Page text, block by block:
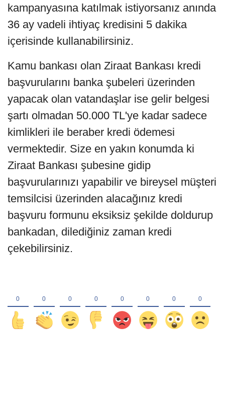
kampanyasına katılmak istiyorsanız anında
36 ay vadeli ihtiyaç kredisini 5 dakika
içerisinde kullanabilirsiniz.
Kamu bankası olan Ziraat Bankası kredi
başvurularını banka şubeleri üzerinden
yapacak olan vatandaşlar ise gelir belgesi
şartı olmadan 50.000 TL'ye kadar sadece
kimlikleri ile beraber kredi ödemesi
vermektedir. Size en yakın konumda ki
Ziraat Bankası şubesine gidip
başvurularınızı yapabilir ve bireysel müşteri
temsilcisi üzerinden alacağınız kredi
başvuru formunu eksiksiz şekilde doldurup
bankadan, dilediğiniz zaman kredi
çekebilirsiniz.